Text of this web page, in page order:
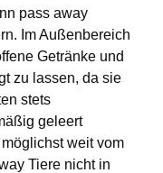
pass away
Im Außenbereich
Getränke und
zu lassen, da sie
stets
geleert
weit vom
Tiere nicht in